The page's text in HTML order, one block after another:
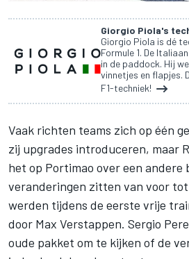
Giorgio Piola's
Giorgio Piola is dé
Formule 1. De
in de paddock. Hij
vinnetjes en flapjes.
F1-techniek!
Vaak richten teams zich op één
zij upgrades introduceren, maar
het op Portimao over een andere
veranderingen zitten van voor
werden tijdens de eerste vrije
door Max Verstappen. Sergio
oude pakket om te kijken of de